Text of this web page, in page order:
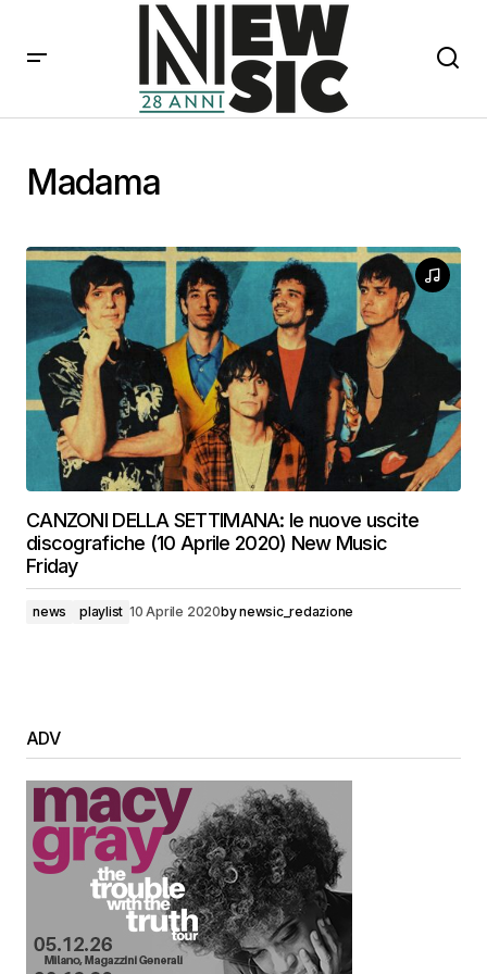
Madama
CANZONI DELLA SETTIMANA: le nuove uscite
discografiche (10 Aprile 2020) New Music
Friday
news playlist 10 Aprile 2020bynewsic_redazione
ADV